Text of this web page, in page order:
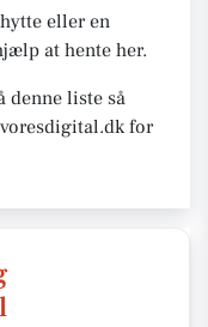
eller en
at hente her.
denne liste så
for